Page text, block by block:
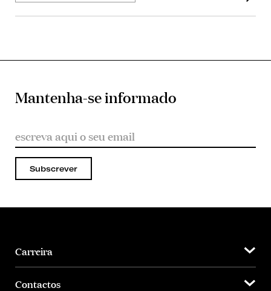
Mantenha-se informado
Subscrever
Carreira
Contactos